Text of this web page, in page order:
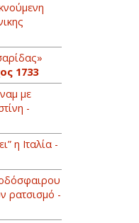
1733
με
-
η Ιταλία -
ρατσισμό -